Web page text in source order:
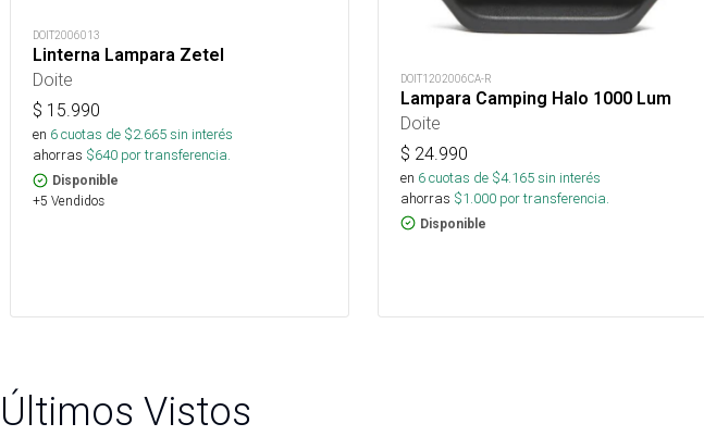
DOIT2006013
Linterna Lampara Zetel
Doite
$ 15.990
en 6cuotas de $2.665sin interés
ahorras $640 por transferencia.
Disponible
+5 Vendidos
DOIT1202006CA-R
Lampara Camping Halo 1000 Lum
Doite
$ 24.990
en 6cuotas de $4.165sin interés
ahorras $1.000 por transferencia.
Disponible
Últimos Vistos